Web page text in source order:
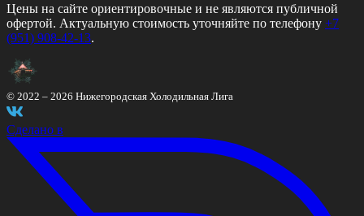
Цены на сайте ориентировочные и не являются публичной
офертой. Актуальную стоимость уточняйте по телефону +7
(951) 908-42-13.
© 2022 – 2026 Нижегородская Холодильная Лига
Сделано в